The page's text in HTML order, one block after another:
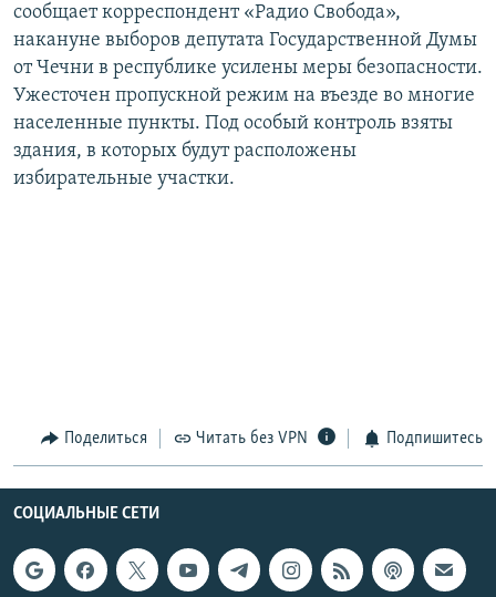
сообщает корреспондент «Радио Свобода»,
накануне выборов депутата Государственной Думы
от Чечни в республике усилены меры безопасности.
Ужесточен пропускной режим на въезде во многие
населенные пункты. Под особый контроль взяты
здания, в которых будут расположены
избирательные участки.
Поделиться Читать без VPN Подпишитесь
СОЦИАЛЬНЫЕ СЕТИ